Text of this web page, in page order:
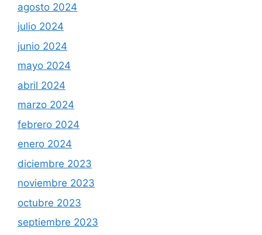
agosto 2024
julio 2024
junio 2024
mayo 2024
abril 2024
marzo 2024
febrero 2024
enero 2024
diciembre 2023
noviembre 2023
octubre 2023
septiembre 2023